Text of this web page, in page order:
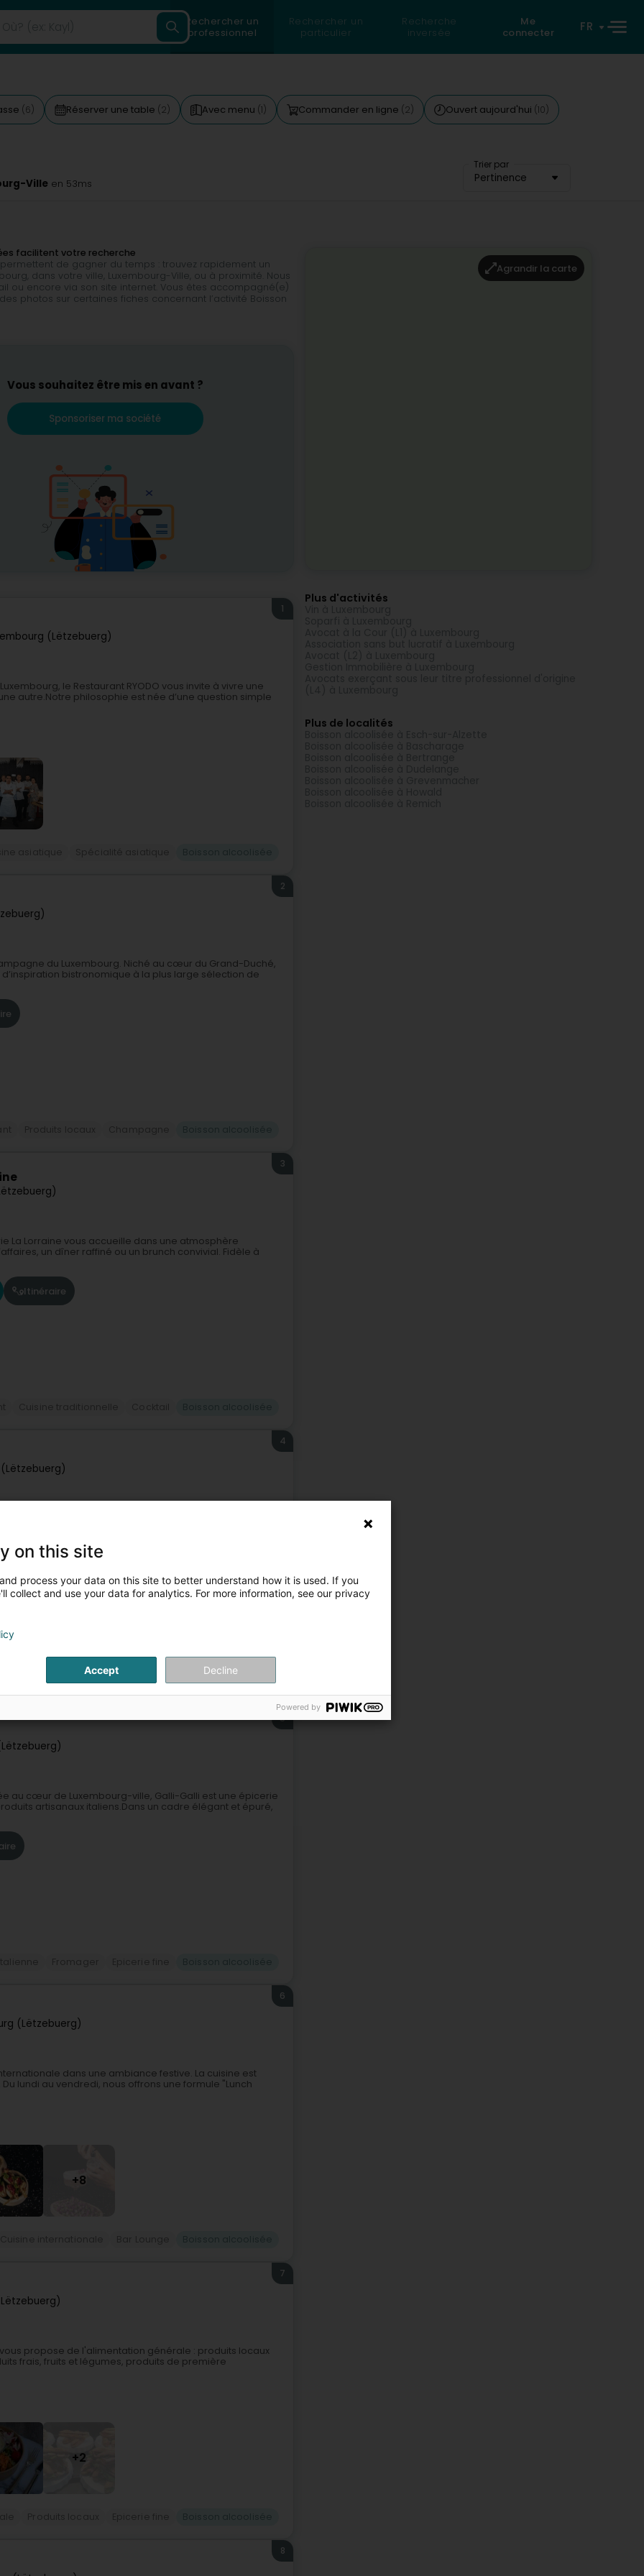
Rechercher un
professionnel
Rechercher un
particulier
Recherche
inversée
Me
connecter
FR
(6) Réserver une table (2) Avec menu (1) Commander en ligne (2) Ouvert aujourd'hui (10)
Trier par
Pertinence
Ville en 53ms
facilitent votre recherche
de gagner du temps : trouvez rapidement un
dans votre ville, Luxembourg-Ville, ou à proximité. Nous
ou encore via son site internet. Vous êtes accompagné(e)
photos sur certaines fiches concernant l’activité Boisson
Vous souhaitez être mis en avant ?
Sponsoriser ma société
(Lëtzebuerg)
1
le Restaurant RYODO vous invite à vivre une
autre.Notre philosophie est née d’une question simple
2
du Luxembourg. Niché au cœur du Grand-Duché,
bistronomique à la plus large sélection de
3
La Lorraine vous accueille dans une atmosphère
un dîner raffiné ou un brunch convivial. Fidèle à
Itinéraire
4
invite à découvrir la véritable pinsa romaine, une
Inspirée de la tradition culinaire de Rome, la pinseria
Cuisine italienne Epicerie Boisson alcoolisée
5
au cœur de Luxembourg-ville, Galli-Galli est une épicerie
artisanaux italiens.Dans un cadre élégant et épuré,
(Lëtzebuerg)
6
dans une ambiance festive. La cuisine est
lundi au vendredi, nous offrons une formule "Lunch
+8
7
propose de l'alimentation générale : produits locaux
frais, fruits et légumes, produits de première
+2
8
Agrandir la carte
Plus d'activités
Plus de localités
on this site
process your data on this site to better understand how it is used. If you
collect and use your data for analytics. For more information, see our privacy
Accept Decline
Powered by